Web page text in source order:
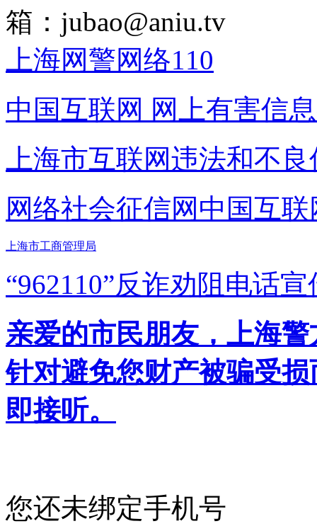
箱： jubao@aniu.tv
上海网警网络110
中国互联网 网上有害信
上海市互联网违法和不
网络社会征信网 中国互
上海市工商管理局
“962110”反诈劝阻电话宣
亲爱的市民朋友，上海
针对避免您财产被骗受
即接听。
您还未绑定手机号